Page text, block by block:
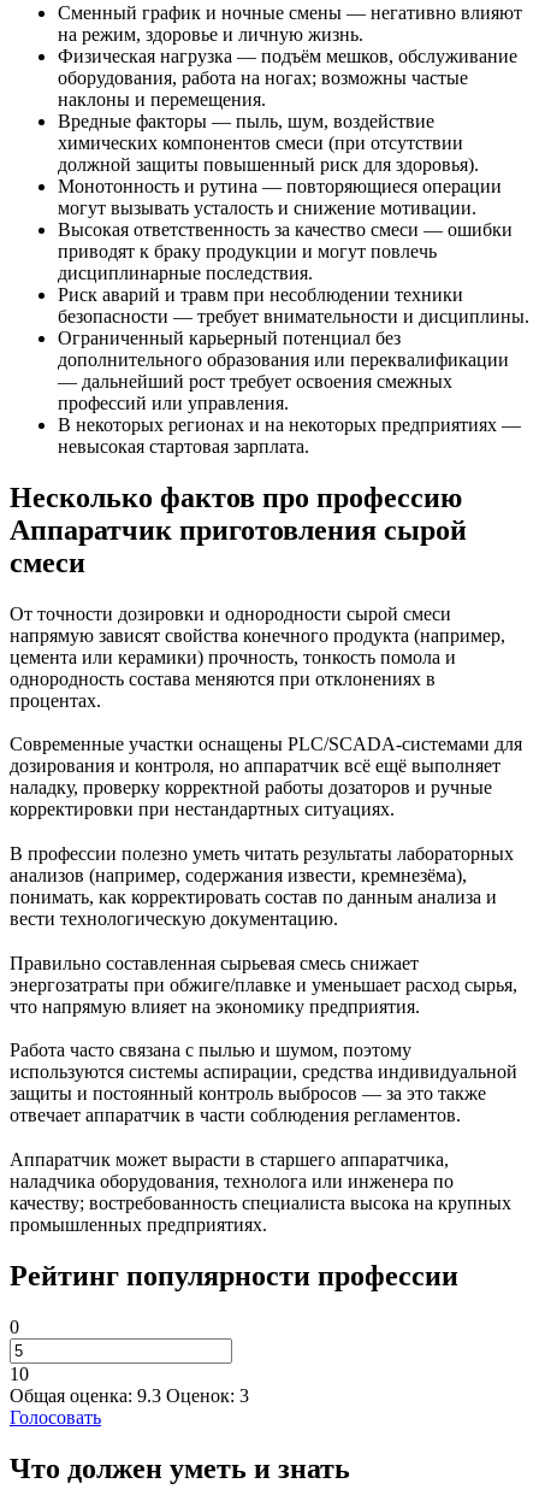
Сменный график и ночные смены — негативно влияют
на режим, здоровье и личную жизнь.
Физическая нагрузка — подъём мешков, обслуживание
оборудования, работа на ногах; возможны частые
наклоны и перемещения.
Вредные факторы — пыль, шум, воздействие
химических компонентов смеси (при отсутствии
должной защиты повышенный риск для здоровья).
Монотонность и рутина — повторяющиеся операции
могут вызывать усталость и снижение мотивации.
Высокая ответственность за качество смеси — ошибки
приводят к браку продукции и могут повлечь
дисциплинарные последствия.
Риск аварий и травм при несоблюдении техники
безопасности — требует внимательности и дисциплины.
Ограниченный карьерный потенциал без
дополнительного образования или переквалификации
— дальнейший рост требует освоения смежных
профессий или управления.
В некоторых регионах и на некоторых предприятиях —
невысокая стартовая зарплата.
Несколько фактов про профессию
Аппаратчик приготовления сырой
смеси
От точности дозировки и однородности сырой смеси
напрямую зависят свойства конечного продукта (например,
цемента или керамики) прочность, тонкость помола и
однородность состава меняются при отклонениях в
процентах.
Современные участки оснащены PLC/SCADA-системами для
дозирования и контроля, но аппаратчик всё ещё выполняет
наладку, проверку корректной работы дозаторов и ручные
корректировки при нестандартных ситуациях.
В профессии полезно уметь читать результаты лабораторных
анализов (например, содержания извести, кремнезёма),
понимать, как корректировать состав по данным анализа и
вести технологическую документацию.
Правильно составленная сырьевая смесь снижает
энергозатраты при обжиге/плавке и уменьшает расход сырья,
что напрямую влияет на экономику предприятия.
Работа часто связана с пылью и шумом, поэтому
используются системы аспирации, средства индивидуальной
защиты и постоянный контроль выбросов — за это также
отвечает аппаратчик в части соблюдения регламентов.
Аппаратчик может вырасти в старшего аппаратчика,
наладчика оборудования, технолога или инженера по
качеству; востребованность специалиста высока на крупных
промышленных предприятиях.
Рейтинг популярности профессии
0
10
Общая оценка: 9.3 Оценок: 3
Голосовать
Что должен уметь и знать